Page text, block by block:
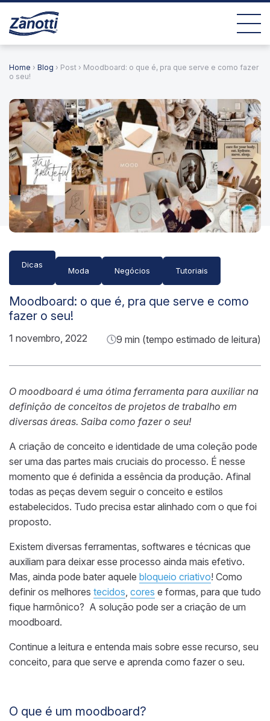
Home › Blog › Post › Moodboard: o que é, pra que serve e como fazer
o seu!
Dicas
Moda Negócios Tutoriais
Moodboard: o que é, pra que serve e como
fazer o seu!
1 novembro, 2022 9 min (tempo estimado de leitura)
O moodboard é uma ótima ferramenta para auxiliar na
definição de conceitos de projetos de trabalho em
diversas áreas. Saiba como fazer o seu!
A criação de conceito e identidade de uma coleção pode
ser uma das partes mais cruciais do processo. É nesse
momento que é definida a essência da produção. Afinal
todas as peças devem seguir o conceito e estilos
estabelecidos. Tudo precisa estar alinhado com o que foi
proposto.
Existem diversas ferramentas, softwares e técnicas que
auxiliam para deixar esse processo ainda mais efetivo.
Mas, ainda pode bater aquele bloqueio criativo! Como
definir os melhores tecidos cores e formas, para que tudo
fique harmônico? A solução pode ser a criação de um
moodboard.
Continue a leitura e entenda mais sobre esse recurso, seu
conceito, para que serve e aprenda como fazer o seu.
O que é um moodboard?